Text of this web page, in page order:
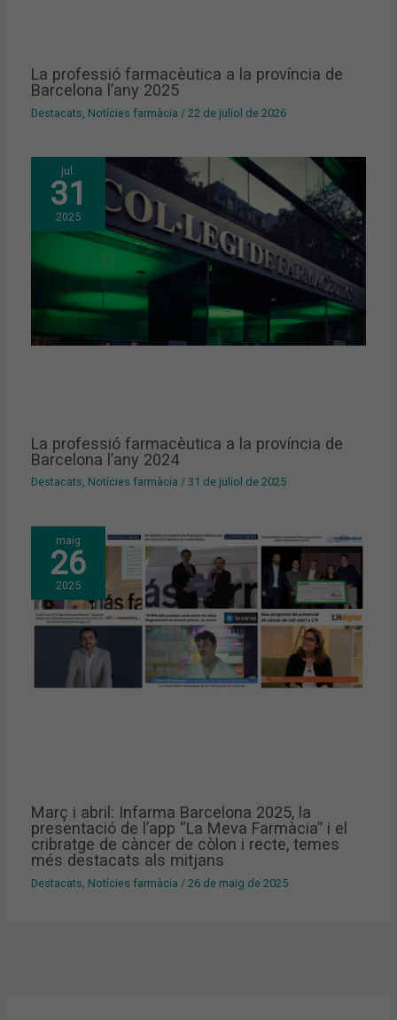
La professió farmacèutica a la província de
Barcelona l’any 2025
Destacats Notícies farmàcia /22 de juliol de 2026
jul.
31
2025
La professió farmacèutica a la província de
Barcelona l’any 2024
Destacats, Notícies farmàcia /31 de juliol de 2025
maig
26
2025
Març i abril: Infarma Barcelona 2025, la
presentació de l’app “La Meva Farmàcia” i el
cribratge de càncer de còlon i recte, temes
més destacats als mitjans
Destacats Notícies farmàcia /26 de maig de 2025